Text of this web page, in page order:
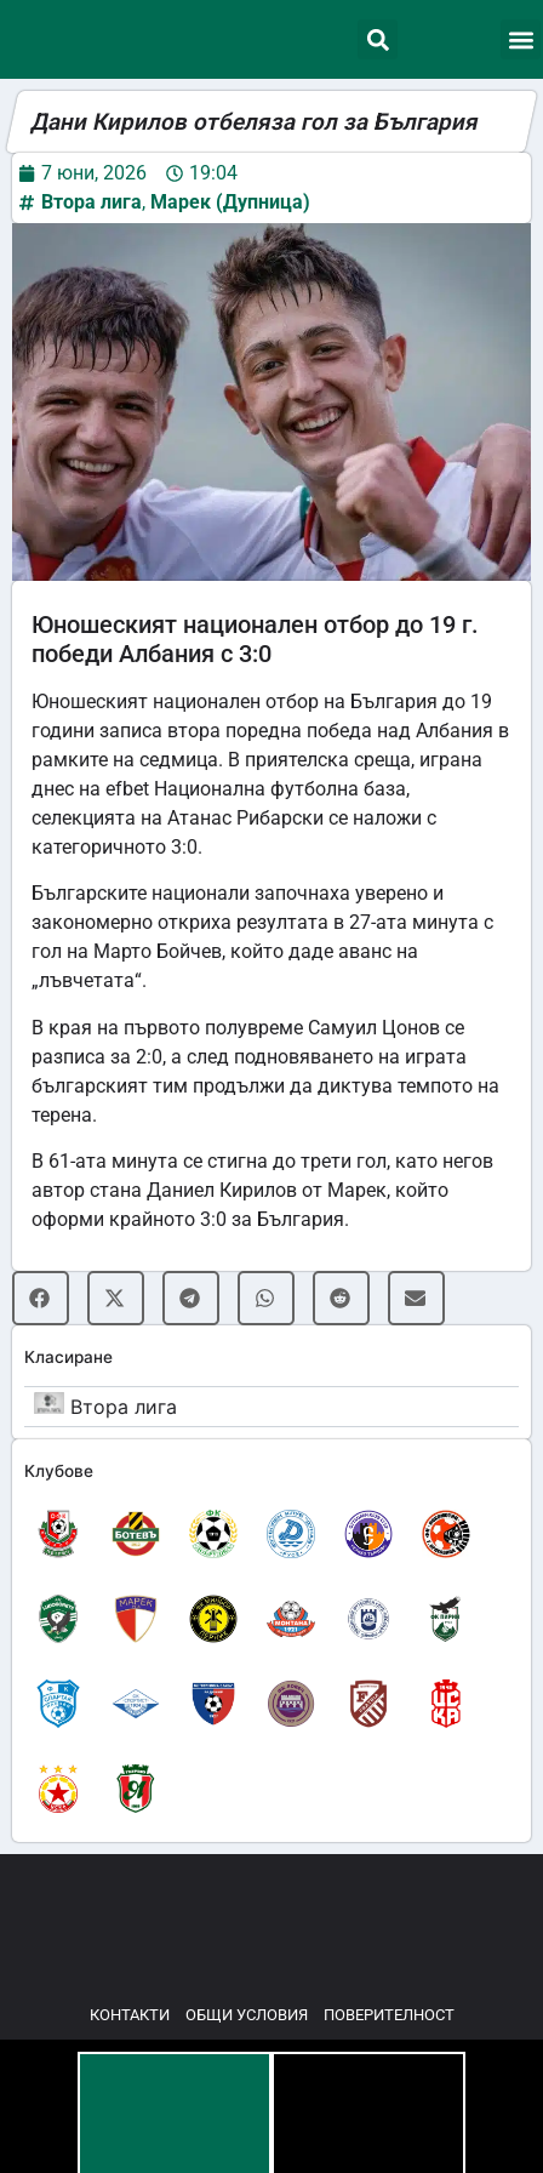
Класиране
Втора лига
Клубове
Дани Кирилов отбеляза гол за България
7 юни, 2026
19:04
Втора лига, Марек (Дупница)
Юношеският национален отбор до 19 г.
победи Албания с 3:0
Юношеският национален отбор на България до 19
години записа втора поредна победа над Албания в
рамките на седмица. В приятелска среща, играна
днес на efbet Национална футболна база,
селекцията на Атанас Рибарски се наложи с
категоричното 3:0.
Българските национали започнаха уверено и
закономерно откриха резултата в 27-ата минута с
гол на Марто Бойчев, който даде аванс на
„лъвчетата“.
В края на първото полувреме Самуил Цонов се
разписа за 2:0, а след подновяването на играта
българският тим продължи да диктува темпото на
терена.
В 61-ата минута се стигна до трети гол, като негов
автор стана Даниел Кирилов от Марек, който
оформи крайното 3:0 за България.
КОНТАКТИ ОБЩИ УСЛОВИЯ ПОВЕРИТЕЛНОСТ